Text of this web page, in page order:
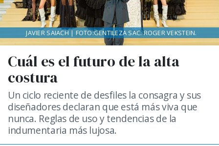
Cuál es el futuro de la alta
costura
Un ciclo reciente de desfiles la consagra y sus
diseñadores declaran que está más viva que
nunca. Reglas de uso y tendencias de la
indumentaria más lujosa.
JAVIER SAIACH | FOTO:GENTILEZA SAC. ROGER VEKSTEIN.